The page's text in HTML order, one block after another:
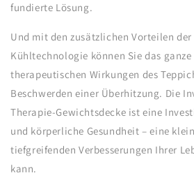
fundierte Lösung.
Und mit den zusätzlichen Vorteilen der
Kühltechnologie können Sie das
therapeutischen Wirkungen des
Beschwerden einer Überhitzung. Die
Therapie-Gewichtsdecke ist eine
und körperliche Gesundheit – eine
tiefgreifenden Verbesserungen Ihrer
kann.